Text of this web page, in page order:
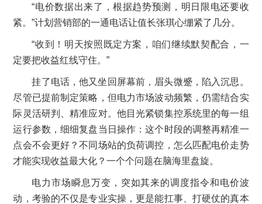
“电价数据出来了，根据趋势预测，明日限电还要收
紧。”计划营销部的一通电话让值长张琪心绷紧了几分。
“收到！明天按照既定方案，咱们继续默契配合，一
定要把收益红线守住。”
挂了电话，他又坐回屏幕前，眉头微蹙，陷入沉思。
尽管已提前制定策略，但电力市场波动频繁，仍需结合实
际灵活研判、精准应对。他目光紧锁集控系统里的每一组
运行参数，细细复盘当日操作：这个时段的调整再精准一
点会不会更好？不同场站的负荷调控，怎么匹配电价走势
才能实现收益最大化？一个个问题在脑海里盘旋。
电力市场瞬息万变，突如其来的调度指令和电价波
动，考验的不仅是专业实操，更是能扛事、打硬仗的真本